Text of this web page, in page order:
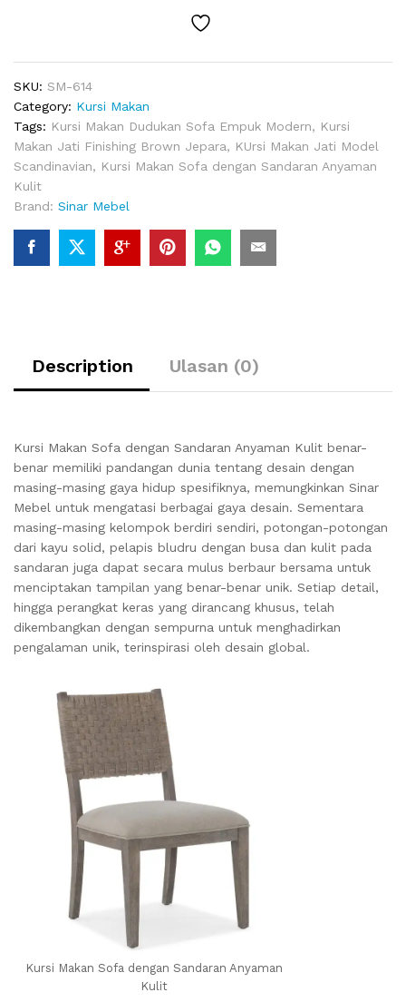
SKU: SM-614
Category: Kursi Makan
Tags: Kursi Makan Dudukan Sofa Empuk Modern, Kursi
Makan Jati Finishing Brown Jepara, KUrsi Makan Jati Model
Scandinavian, Kursi Makan Sofa dengan Sandaran Anyaman
Kulit
Brand: Sinar Mebel
Description Ulasan (0)
Kursi Makan Sofa dengan Sandaran Anyaman Kulit benar-
benar memiliki pandangan dunia tentang desain dengan
masing-masing gaya hidup spesifiknya, memungkinkan Sinar
Mebel untuk mengatasi berbagai gaya desain. Sementara
masing-masing kelompok berdiri sendiri, potongan-potongan
dari kayu solid, pelapis bludru dengan busa dan kulit pada
sandaran juga dapat secara mulus berbaur bersama untuk
menciptakan tampilan yang benar-benar unik. Setiap detail,
hingga perangkat keras yang dirancang khusus, telah
dikembangkan dengan sempurna untuk menghadirkan
pengalaman unik, terinspirasi oleh desain global.
Kursi Makan Sofa dengan Sandaran Anyaman
Kulit